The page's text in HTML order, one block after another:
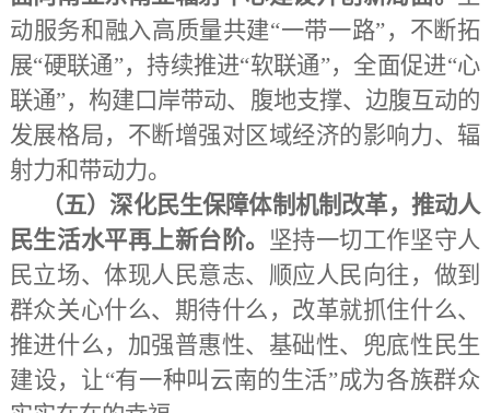
动服务和融入高质量共建“一带一路”，不断拓
展“硬联通”，持续推进“软联通”，全面促进“心
联通”，构建口岸带动、腹地支撑、边腹互动的
发展格局，不断增强对区域经济的影响力、辐
射力和带动力。
（五）深化民生保障体制机制改革，推动人
民生活水平再上新台阶。 坚持一切工作坚守人
民立场、体现人民意志、顺应人民向往，做到
群众关心什么、期待什么，改革就抓住什么、
推进什么，加强普惠性、基础性、兜底性民生
建设，让“有一种叫云南的生活”成为各族群众